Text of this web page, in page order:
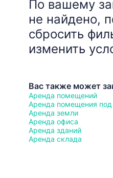
По вашему
не найдено,
сбросить
изменить
Вас также может
Аренда помещений
Аренда помещения под
Аренда земли
Аренда офиса
Аренда зданий
Аренда склада